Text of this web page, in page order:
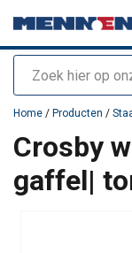
Zoeken
toegevoegd aan uw
Home / Producten /
Crosby
gaffel|